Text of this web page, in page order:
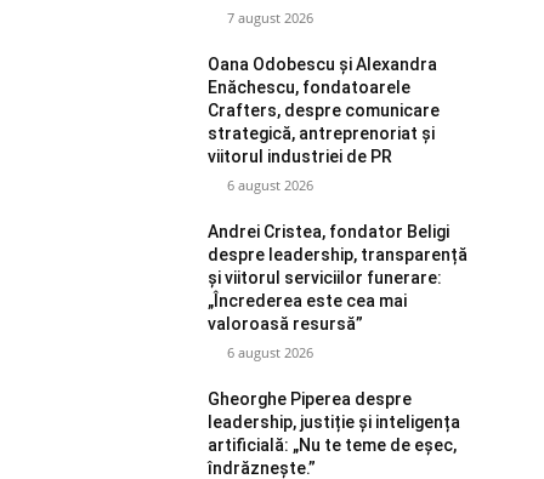
7 august 2026
Oana Odobescu și Alexandra
Enăchescu, fondatoarele
Crafters, despre comunicare
strategică, antreprenoriat și
viitorul industriei de PR
6 august 2026
Andrei Cristea, fondator Beligi
despre leadership, transparență
și viitorul serviciilor funerare:
„Încrederea este cea mai
valoroasă resursă”
6 august 2026
Gheorghe Piperea despre
leadership, justiție și inteligența
artificială: „Nu te teme de eșec,
îndrăznește.”